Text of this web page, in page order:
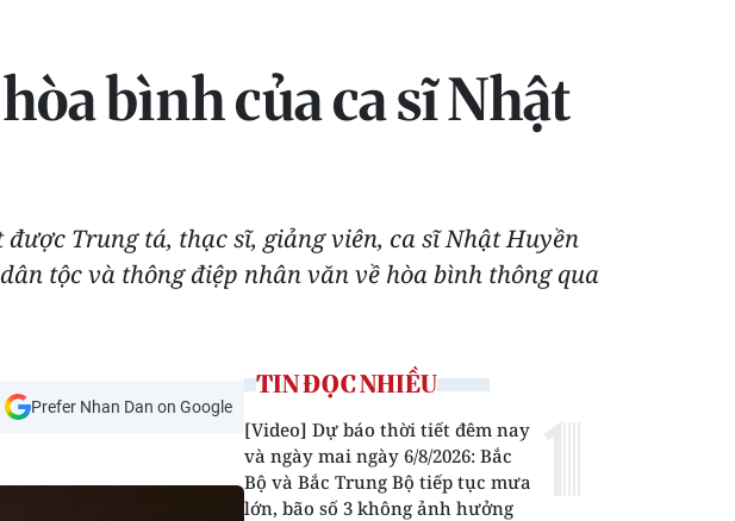
bình của ca sĩ Nhật
Trung tá, thạc sĩ, giảng viên, ca sĩ Nhật Huyền
tộc và thông điệp nhân văn về hòa bình thông qua
Prefer Nhan Dan on Google
TIN ĐỌC NHIỀU
[Video] Dự báo thời tiết đêm nay
và ngày mai ngày 6/8/2026: Bắc
Bộ và Bắc Trung Bộ tiếp tục mưa
lớn, bão số 3 không ảnh hưởng